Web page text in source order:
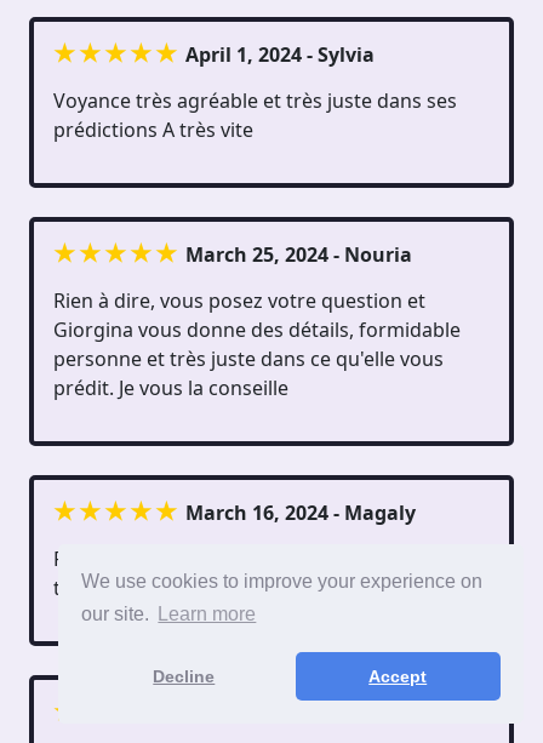
We use cookies to improve your experience on
our site.
Learn more
Decline Accept
April 1, 2024 - Sylvia
Voyance très agréable et très juste dans ses
prédictions A très vite
March 25, 2024 - Nouria
Rien à dire, vous posez votre question et
Giorgina vous donne des détails, formidable
personne et très juste dans ce qu'elle vous
prédit. Je vous la conseille
March 16, 2024 - Magaly
Retour! c'est arrivée. Merci Giorgina d'être là A
très vite